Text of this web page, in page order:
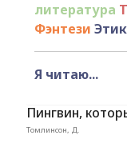
литература
Фэнтези
Я читаю...
Пингвин,
Томлинсон, Д.